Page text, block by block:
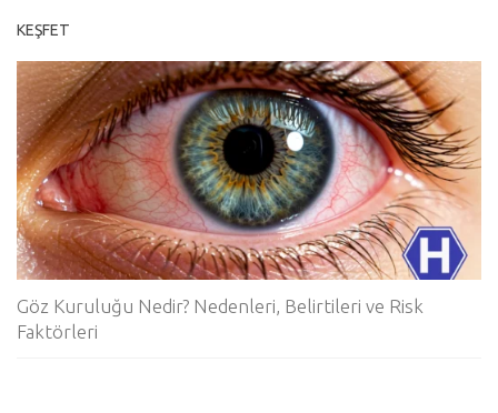
KEŞFET
Göz Kuruluğu Nedir? Nedenleri, Belirtileri ve Risk
Faktörleri